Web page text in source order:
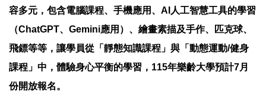
容多元，包含電腦課程、手機應用、AI人工智慧工具的學習
（ChatGPT、Gemini應用）、繪畫素描及手作、匹克球、
飛鏢等等，讓學員從「靜態知識課程」與「動態運動/健身
課程」中，體驗身心平衡的學習，115年樂齡大學預計7月
份開放報名。